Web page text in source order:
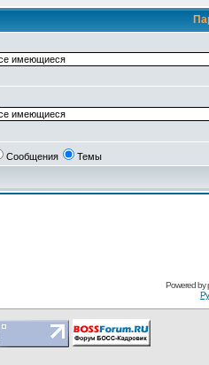
Сообщения Темы
Pоwerеd by